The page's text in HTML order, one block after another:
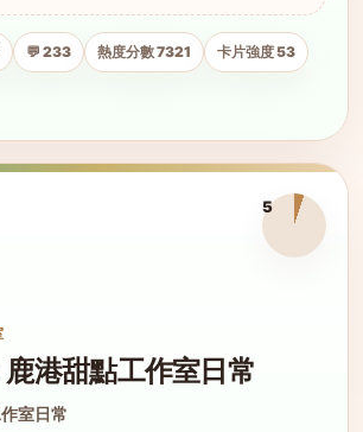
💬 233 熱度分數 7321 卡片強度 53
5
港甜點工作室日常
室日常